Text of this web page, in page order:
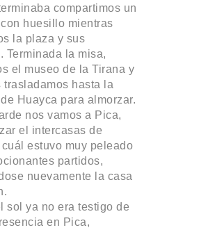
compartimos un
huesillo mientras
la plaza y sus
Terminada la misa,
el museo de la Tirana y
trasladamos hasta la
Huayca para almorzar.
nos vamos a Pica,
el intercasas de
estuvo muy peleado
partidos,
nuevamente la casa
sol ya no era testigo de
en Pica,